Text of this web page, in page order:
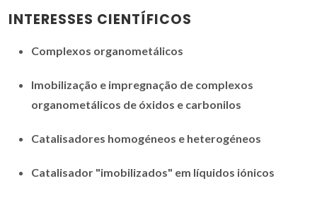
INTERESSES CIENTÍFICOS
Complexos organometálicos
Imobilização e impregnação de complexos
organometálicos de óxidos e carbonilos
Catalisadores homogéneos e heterogéneos
Catalisador "imobilizados" em líquidos iónicos